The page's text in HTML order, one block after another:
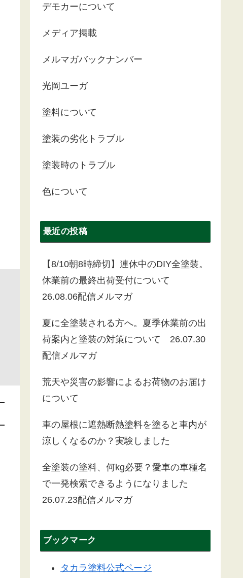
デモカーについて
メディア掲載
メルマガバックナンバー
光岡ユーガ
塗料について
塗装の劣化トラブル
塗装時のトラブル
色について
最近の投稿
【8/10朝8時締切】連休中のDIY全塗装。
休業前の最終出荷受付について
26.08.06配信メルマガ
夏に全塗装される方へ。夏季休業前の出
荷案内と塗装の対策について 26.07.30
配信メルマガ
荒天や災害の影響によるお荷物のお届け
について
車の屋根に遮熱断熱塗料を塗ると車内が
涼しくなるのか？実験しました
全塗装の塗料、何kg必要？愛車の車種名
で一発検索できるようになりました
26.07.23配信メルマガ
ブックマーク
タカラ塗料公式ページ